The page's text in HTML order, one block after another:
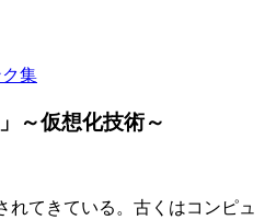
集
～仮想化技術～
れてきている。古くはコンピュ